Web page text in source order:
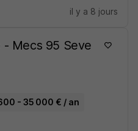
il y a 8 jours
- Mecs 95 Seve
- 35 000 € / an